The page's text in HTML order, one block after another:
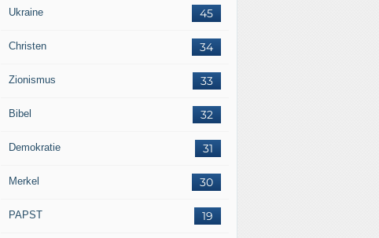
45
Ukraine
34
Christen
33
Zionismus
32
Bibel
31
Demokratie
30
Merkel
19
PAPST